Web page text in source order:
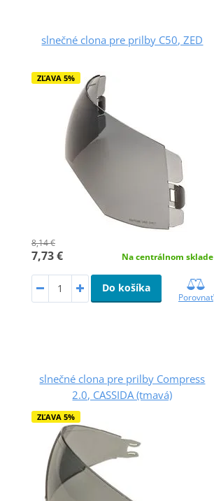
slnečné clona pre prilby C50, ZED
ZĽAVA 5%
8,14 €
7,73 € Na centrálnom sklade
Do košíka
Porovnať
slnečné clona pre prilby Compress
2.0, CASSIDA (tmavá)
ZĽAVA 5%